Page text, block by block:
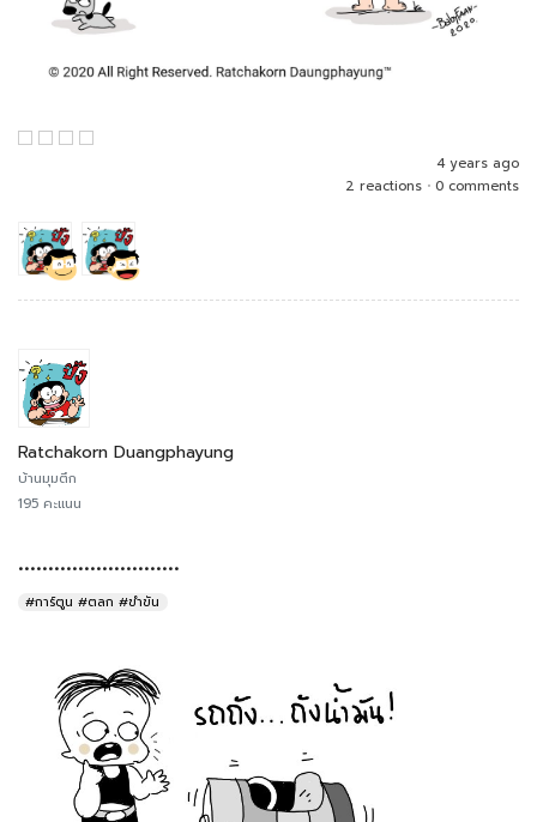
4 years ago
2 reactions • 0 comments
Ratchakorn Duangphayung
บ้านมุมตึก
195 คะแนน
...........................
#การ์ตูน #ตลก #ขำขัน